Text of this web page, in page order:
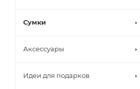
Сумки
Аксессуары
Идеи для подарков